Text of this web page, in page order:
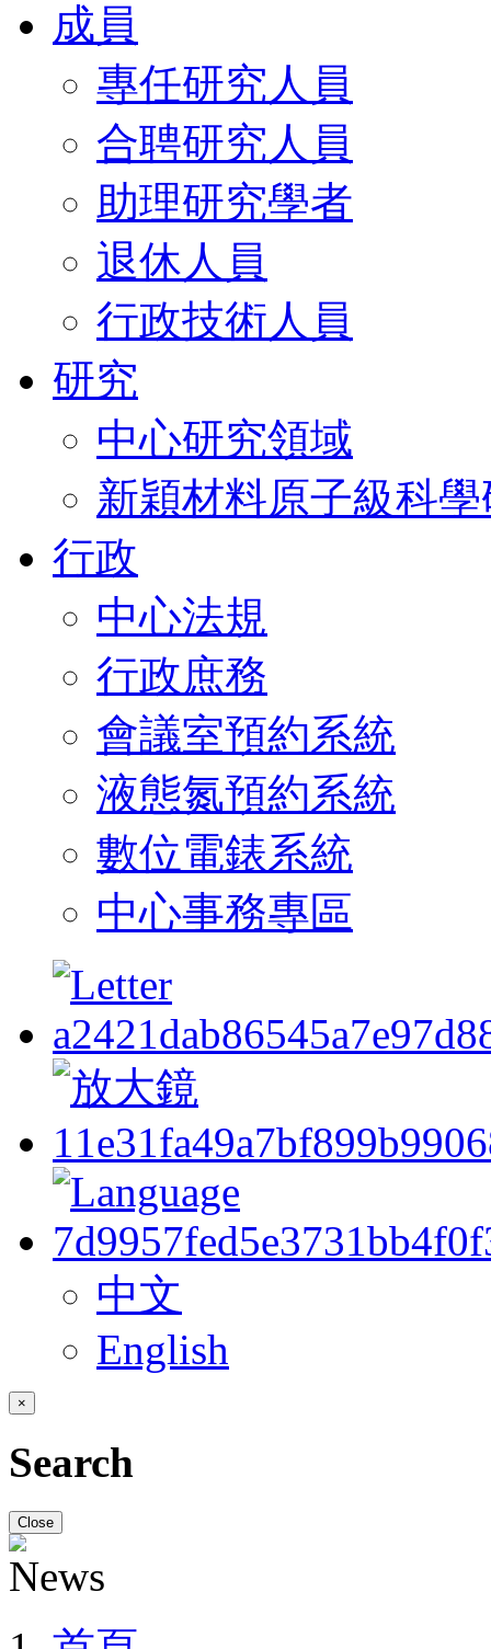
成員
專任研究人員
合聘研究人員
助理研究學者
退休人員
行政技術人員
研究
中心研究領域
新穎材料原子級科
行政
中心法規
行政庶務
會議室預約系統
液態氮預約系統
數位電錶系統
中心事務專區
中文
English
×
Search
Close